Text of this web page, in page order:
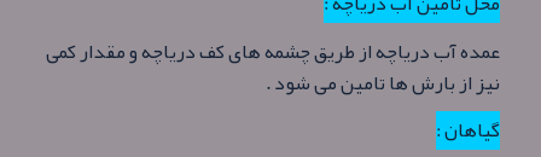
عمده آب درياچه از طريق چشمه های کف درياچه و مقدار کمی
نیز از بارش ها تامين می شود .
گیاهان :